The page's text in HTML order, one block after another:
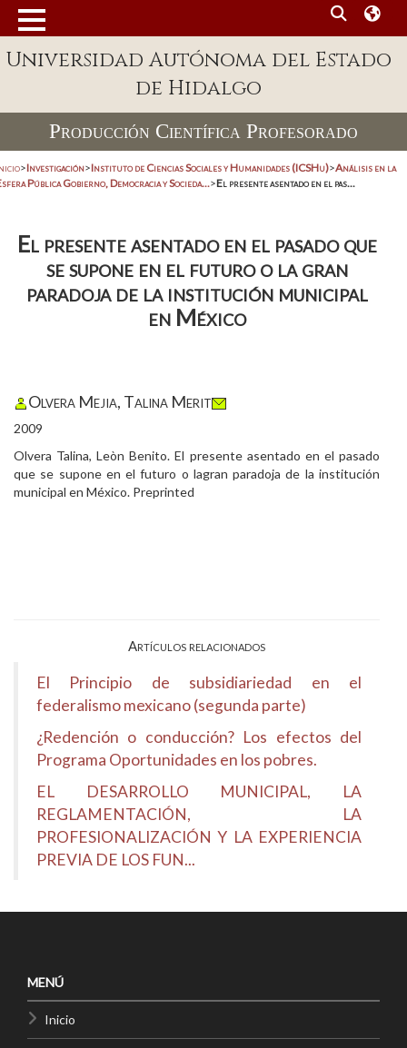
Universidad Autónoma del Estado
de Hidalgo
Producción Científica Profesorado
>Investigación>Instituto de Ciencias Sociales y Humanidades (ICSHu)>Análisis en la
Pública Gobierno, Democracia y Socieda...>El presente asentado en el pas...
El presente asentado en el pasado que
se supone en el futuro o la gran
paradoja de la institución municipal
en México
Olvera Mejia, Talina Merit
2009
Olvera Talina, Leòn Benito. El presente asentado en el pasado
que se supone en el futuro o lagran paradoja de la institución
municipal en México. Preprinted
Artículos relacionados
El Principio de subsidiariedad en el
federalismo mexicano (segunda parte)
¿Redención o conducción? Los efectos del
Programa Oportunidades en los pobres.
EL DESARROLLO MUNICIPAL, LA
REGLAMENTACIÓN, LA
PROFESIONALIZACIÓN Y LA EXPERIENCIA
PREVIA DE LOS FUN...
MENÚ
Inicio